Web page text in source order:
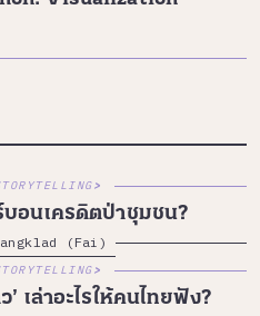
บอนเครดิตป่าชุมชน?
(Fai)
’ เล่าอะไรให้คนไทยฟัง?